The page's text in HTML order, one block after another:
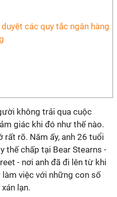
các quy tắc ngân hàng
không trải qua cuộc
giác khi đó như thế nào.
rất rõ. Năm ấy, anh 26 tuổi
thế chấp tại Bear Stearns -
- nơi anh đã đi lên từ khi
việc với những con số
lạn.